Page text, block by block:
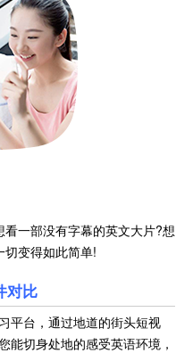
一部没有字幕的英文大片?想
切变得如此简单!
对比
平台，通过地道的街头短视
能切身处地的感受英语环境，